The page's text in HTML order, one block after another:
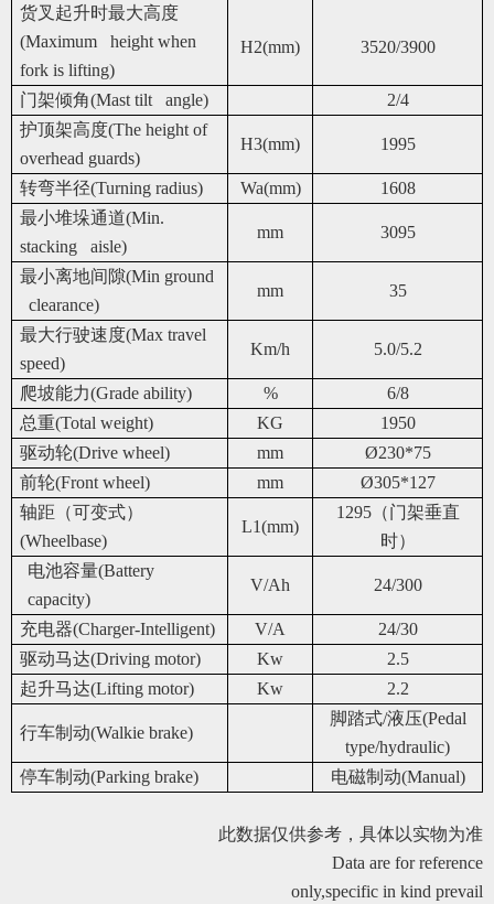
货叉起升时最大高度
(Maximum height when
fork is lifting)
H2(mm) 3520/3900
门架倾角(Mast tilt angle)
2/4
护顶架高度(The height of
overhead guards)
H3(mm) 1995
转弯半径(Turning radius) Wa(mm)
1608
最小堆垛通道(Min.
stacking aisle)
mm 3095
最小离地间隙(Min ground
clearance)
mm 35
最大行驶速度(Max travel
speed)
Km/h 5.0/5.2
爬坡能力(Grade ability) %
6/8
总重(Total weight)
KG
1950
驱动轮(Drive wheel)
mm
Ø230*75
前轮(Front wheel)
mm
Ø305*127
轴距（可变式）
(Wheelbase)
L1(mm)
1295（门架垂直
时）
电池容量(Battery
capacity)
V/Ah 24/300
充电器(Charger-Intelligent) V/A
24/30
驱动马达(Driving motor)
Kw
2.5
起升马达(Lifting motor)
Kw 2.2
行车制动(Walkie brake)
脚踏式/液压(Pedal
type/hydraulic)
停车制动(Parking brake)
电磁制动(Manual)
此数据仅供参考，具体以实物为准
Data are for reference
only,specific in kind prevail